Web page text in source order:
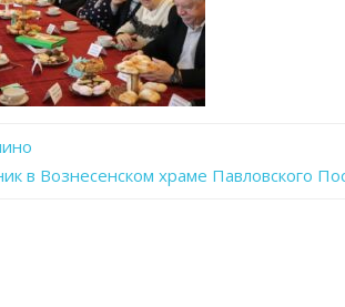
в Вознесенском храме Павловского